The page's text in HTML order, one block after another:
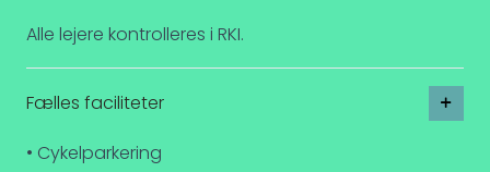
Alle lejere kontrolleres i RKI.
Fælles faciliteter
• Cykelparkering